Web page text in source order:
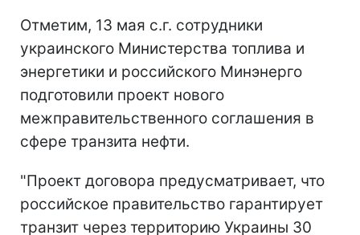
Отметим, 13 мая с.г. сотрудники
украинского Министерства топлива и
энергетики и российского Минэнерго
подготовили проект нового
межправительственного соглашения в
сфере транзита нефти.
"Проект договора предусматривает, что
российское правительство гарантирует
транзит через территорию Украины 30